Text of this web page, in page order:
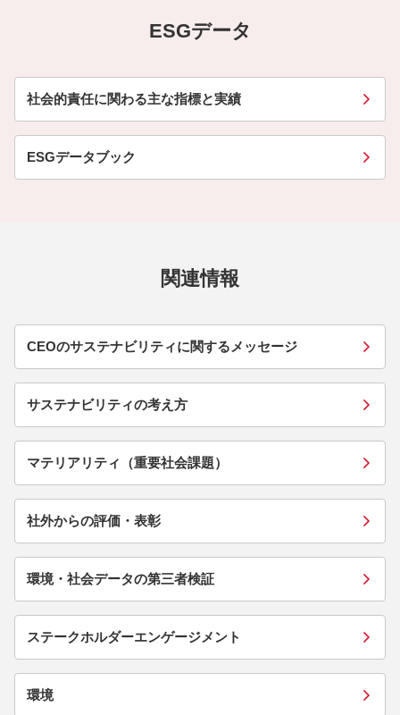
ESGデータ
社会的責任に関わる主な指標と実績
ESGデータブック
関連情報
CEOのサステナビリティに関するメッセージ
サステナビリティの考え方
マテリアリティ（重要社会課題）
社外からの評価・表彰
環境・社会データの第三者検証
ステークホルダーエンゲージメント
環境